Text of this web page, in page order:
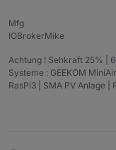
Mfg
IOBrokerMike
Achtung ! Sehkraft 25% |
Systeme : GEEKOM
RasPi3 | SMA PV Anlage |